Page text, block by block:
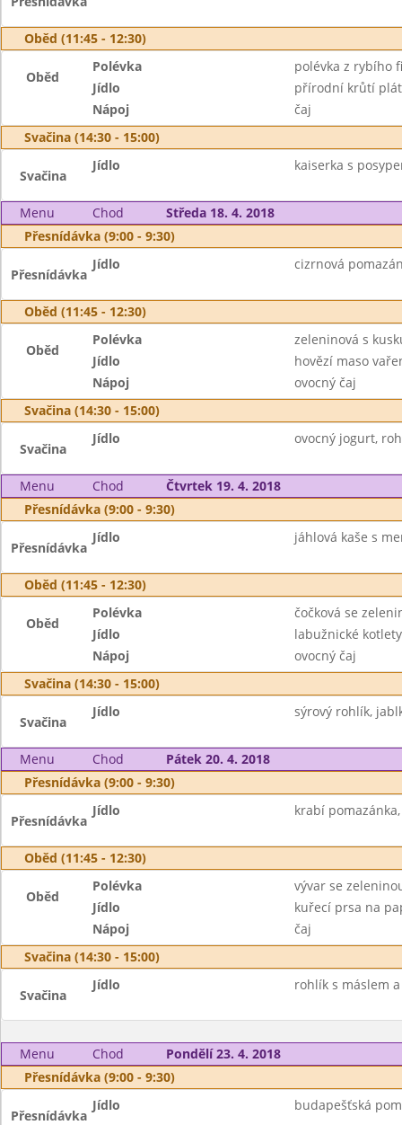
Oběd (11:45 - 12:30)
Oběd
Polévka
polévka z rybího
Jídlo
přírodní krůtí
Nápoj
čaj
Svačina (14:30 - 15:00)
Svačina
Jídlo kaiserka s
Menu Chod
Středa 18. 4. 2018
Přesnídávka (9:00 - 9:30)
Přesnídávka
Jídlo cizrnová
Oběd (11:45 - 12:30)
Oběd
Polévka
zeleninová s
Jídlo
hovězí maso
Nápoj
ovocný čaj
Svačina (14:30 - 15:00)
Svačina
Jídlo ovocný jogurt,
Menu Chod
Čtvrtek 19. 4. 2018
Přesnídávka (9:00 - 9:30)
Přesnídávka
Jídlo jáhlová kaše s
Oběd (11:45 - 12:30)
Oběd
Polévka
čočková se
Jídlo
labužnické
Nápoj
ovocný čaj
Svačina (14:30 - 15:00)
Svačina
Jídlo sýrový rohlík,
Menu Chod
Pátek 20. 4. 2018
Přesnídávka (9:00 - 9:30)
Přesnídávka
Jídlo krabí
Oběd (11:45 - 12:30)
Oběd
Polévka
vývar se
Jídlo
kuřecí prsa na
Nápoj
čaj
Svačina (14:30 - 15:00)
Svačina
Jídlo rohlík s máslem
Menu Chod
Pondělí 23. 4. 2018
Přesnídávka (9:00 - 9:30)
Přesnídávka
Jídlo budapešťská